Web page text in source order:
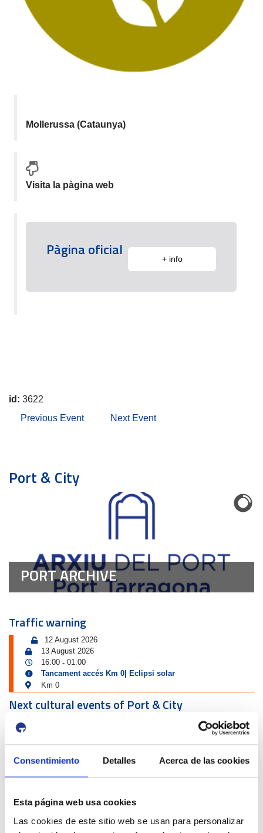
Consentimiento Detalles Acerca de las cookies
Esta página web usa cookies
Las cookies de este sitio web se usan para personalizar
Mollerussa (Cataunya)
Visita la pàgina web
Pàgina oficial + info
id: 3622
Previous Event
Next Event
Port & City
PORT ARCHIVE
Traffic warning
12 August 2026
13 August 2026
16:00 - 01:00
Tancament accés Km 0| Eclipsi solar
Km 0
Next cultural events of Port & City
Exposició | Biennal d'Art contemporani gastronòmic de
Cambrils
Tinglado 2
10 July 2026
Exposició | Boscos. Cartografies del temps i del gest
26 June 2026